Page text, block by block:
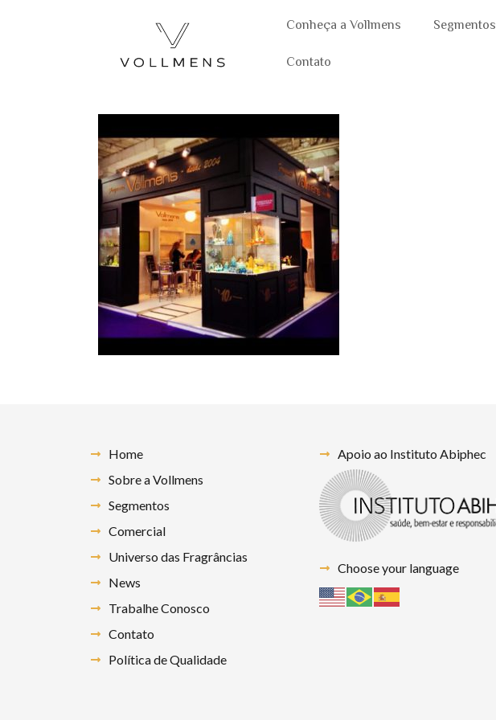
Conheça a Vollmens Segmentos
Contato
Home
Sobre a Vollmens
Segmentos
Comercial
Universo das Fragrâncias
News
Trabalhe Conosco
Contato
Política de Qualidade
Apoio ao Instituto Abiphec
Choose your language